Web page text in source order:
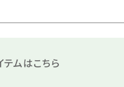
ムはこちら